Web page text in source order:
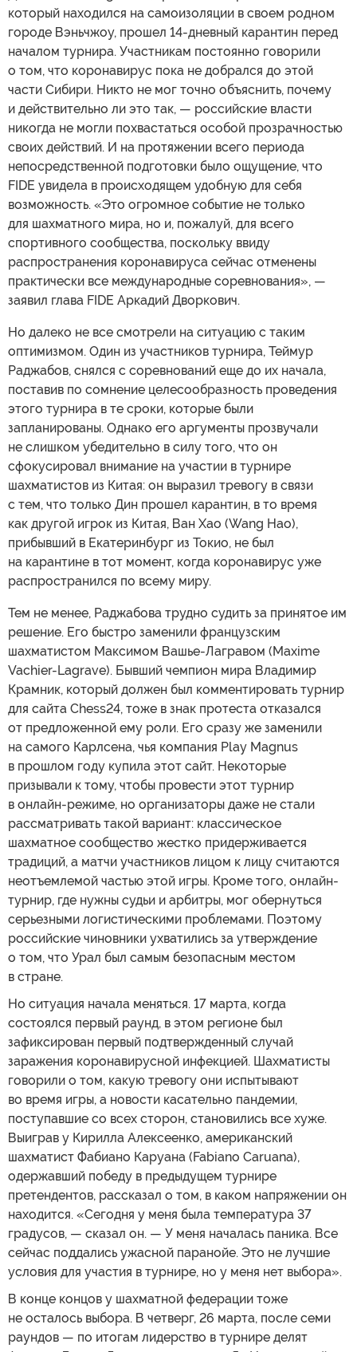
который находился на самоизоляции в своем родном
городе Вэньчжоу, прошел 14-дневный карантин перед
началом турнира. Участникам постоянно говорили
о том, что коронавирус пока не добрался до этой
части Сибири. Никто не мог точно объяснить, почему
и действительно ли это так, — российские власти
никогда не могли похвастаться особой прозрачностью
своих действий. И на протяжении всего периода
непосредственной подготовки было ощущение, что
FIDE увидела в происходящем удобную для себя
возможность. «Это огромное событие не только
для шахматного мира, но и, пожалуй, для всего
спортивного сообщества, поскольку ввиду
распространения коронавируса сейчас отменены
практически все международные соревнования», —
заявил глава FIDE Аркадий Дворкович.
Но далеко не все смотрели на ситуацию с таким
оптимизмом. Один из участников турнира, Теймур
Раджабов, снялся с соревнований еще до их начала,
поставив по сомнение целесообразность проведения
этого турнира в те сроки, которые были
запланированы. Однако его аргументы прозвучали
не слишком убедительно в силу того, что он
сфокусировал внимание на участии в турнире
шахматистов из Китая: он выразил тревогу в связи
с тем, что только Дин прошел карантин, в то время
как другой игрок из Китая, Ван Хао (Wang Hao),
прибывший в Екатеринбург из Токио, не был
на карантине в тот момент, когда коронавирус уже
распространился по всему миру.
Тем не менее, Раджабова трудно судить за принятое им
решение. Его быстро заменили французским
шахматистом Максимом Вашье-Лагравом (Maxime
Vachier-Lagrave). Бывший чемпион мира Владимир
Крамник, который должен был комментировать турнир
для сайта Chess24, тоже в знак протеста отказался
от предложенной ему роли. Его сразу же заменили
на самого Карлсена, чья компания Play Magnus
в прошлом году купила этот сайт. Некоторые
призывали к тому, чтобы провести этот турнир
в онлайн-режиме, но организаторы даже не стали
рассматривать такой вариант: классическое
шахматное сообщество жестко придерживается
традиций, а матчи участников лицом к лицу считаются
неотъемлемой частью этой игры. Кроме того, онлайн-
турнир, где нужны судьи и арбитры, мог обернуться
серьезными логистическими проблемами. Поэтому
российские чиновники ухватились за утверждение
о том, что Урал был самым безопасным местом
в стране.
Но ситуация начала меняться. 17 марта, когда
состоялся первый раунд, в этом регионе был
зафиксирован первый подтвержденный случай
заражения коронавирусной инфекцией. Шахматисты
говорили о том, какую тревогу они испытывают
во время игры, а новости касательно пандемии,
поступавшие со всех сторон, становились все хуже.
Выиграв у Кирилла Алексеенко, американский
шахматист Фабиано Каруана (Fabiano Caruana),
одержавший победу в предыдущем турнире
претендентов, рассказал о том, в каком напряжении он
находится. «Сегодня у меня была температура 37
градусов, — сказал он. — У меня началась паника. Все
сейчас поддались ужасной паранойе. Это не лучшие
условия для участия в турнире, но у меня нет выбора».
В конце концов у шахматной федерации тоже
не осталось выбора. В четверг, 26 марта, после семи
раундов — по итогам лидерство в турнире делят